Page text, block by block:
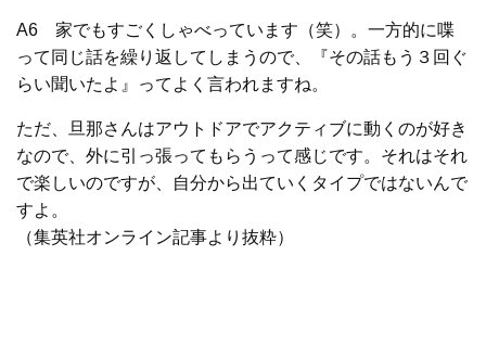
A6 家でもすごくしゃべっています（笑）。一方的に喋
って同じ話を繰り返してしまうので、『その話もう３回ぐ
らい聞いたよ』ってよく言われますね。
ただ、旦那さんはアウトドアでアクティブに動くのが好き
なので、外に引っ張ってもらうって感じです。それはそれ
で楽しいのですが、自分から出ていくタイプではないんで
すよ。
（集英社オンライン記事より抜粋）